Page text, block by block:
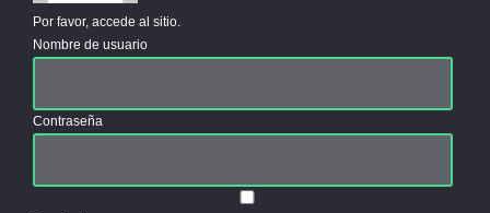
Por favor, accede al sitio.
Nombre de usuario
Contraseña